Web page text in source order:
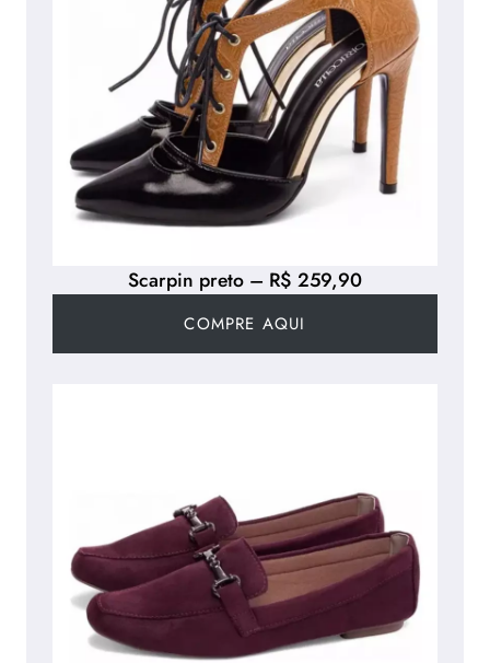
Scarpin preto – R$ 259,90
COMPRE AQUI